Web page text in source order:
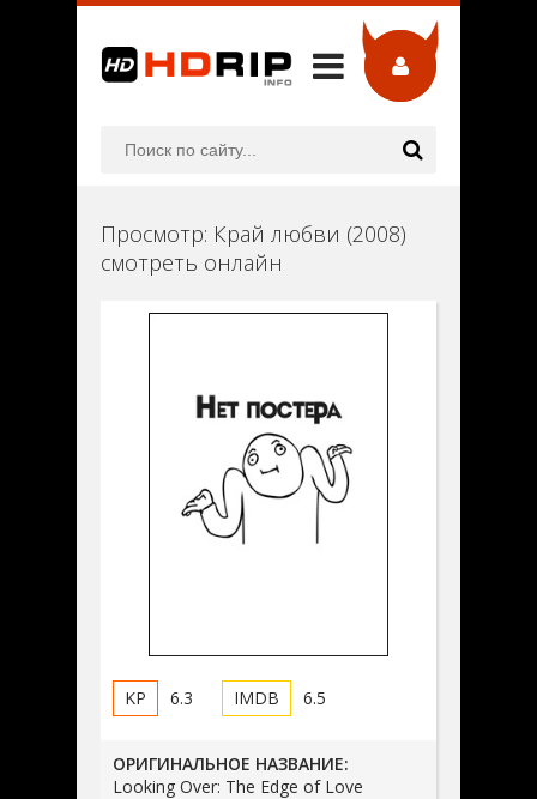
Просмотр: Край любви (2008)
смотреть онлайн
6.3 6.5
ОРИГИНАЛЬНОЕ НАЗВАНИЕ:
Looking Over: The Edge of Love